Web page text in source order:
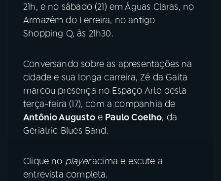
ACOMPANHE A RÁDIO NACIONAL
Instagram X
TikTok
21h, e no sábado (21) em Águas Claras, no
Armazém do Ferreira, no antigo
Shopping Q, às 21h30.
Conversando sobre as apresentações na
cidade e sua longa carreira, Zé da Gaita
marcou presença no Espaço Arte desta
terça-feira (17), com a companhia de
Antônio Augustoe Paulo Coelho, da
Geriatric Blues Band.
Clique no playeracima e escute a
entrevista completa.